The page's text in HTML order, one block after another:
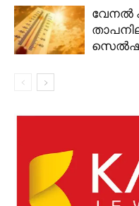
വേനൽ